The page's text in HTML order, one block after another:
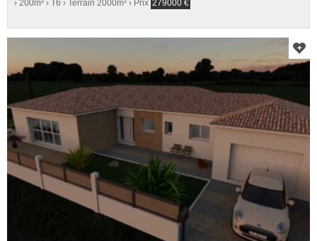
› 200m² › T6 › Terrain 2000m² › Prix 279000 €